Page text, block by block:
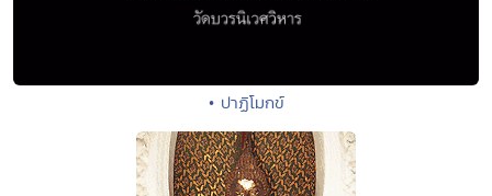
• ปาฏิโมกข์